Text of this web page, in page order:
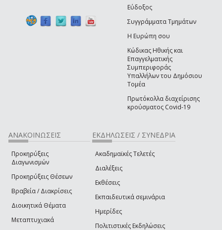
Εύδοξος
Συγγράμματα Τμημάτων
Η Ευρώπη σου
Κώδικας Ηθικής και
Επαγγελματικής
Συμπεριφοράς
Υπαλλήλων του Δημόσιου
Τομέα
Πρωτόκολλα διαχείρισης
κρούσματος Covid-19
ΑΝΑΚΟΙΝΩΣΕΙΣ
Προκηρύξεις
Διαγωνισμών
Προκηρύξεις Θέσεων
Βραβεία / Διακρίσεις
Διοικητικά Θέματα
Μεταπτυχιακά
ΕΚΔΗΛΩΣΕΙΣ / ΣΥΝΕΔΡΙΑ
Ακαδημαϊκές Τελετές
Διαλέξεις
Εκθέσεις
Εκπαιδευτικά σεμινάρια
Ημερίδες
Πολιτιστικές Εκδηλώσεις